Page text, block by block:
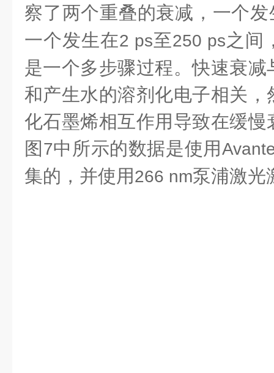
察了两个重叠的衰减，一个发
一个发生在2 ps至250 ps之间
是一个多步骤过程。快速衰
和产生水的溶剂化电子相关
化石墨烯相互作用导致在缓
图 7中所示的数据是使用
集的，并使用266 nm泵浦激光